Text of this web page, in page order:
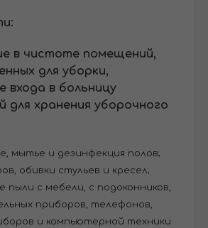
в чистоте помещений,
для уборки,
входа в больницу
для хранения уборочного
мытье и дезинфекция полов;
обивки стульев и кресел;
пыли с мебели, с подоконников,
приборов, телефонов,
и компьютерной техники